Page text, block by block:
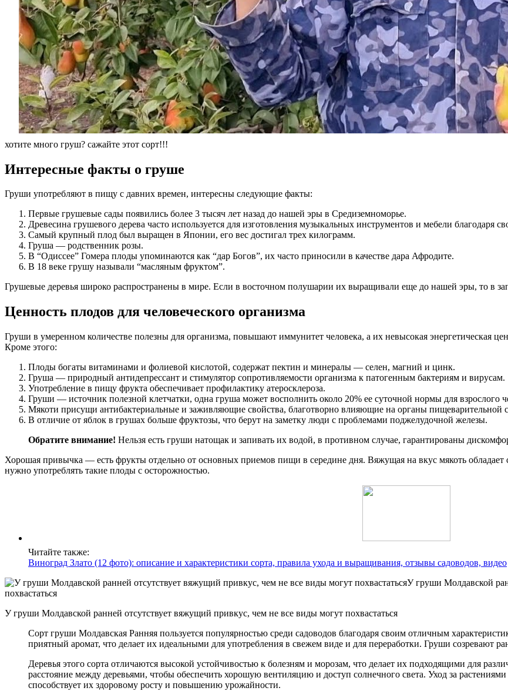
хотите много груш? сажайте этот сорт!!!
Интересные факты о груше
Груши употребляют в пищу с давних времен, интересны следующие факты:
Первые грушевые сады появились более 3 тысяч лет назад до нашей эры в Средиземноморье.
Древесина грушевого дерева часто используется для изготовления музыкальных инструментов и мебели благодаря
Самый крупный плод был выращен в Японии, его вес достигал трех килограмм.
Груша — родственник розы.
В “Одиссее” Гомера плоды упоминаются как “дар Богов”, их часто приносили в качестве дара Афродите.
В 18 веке грушу называли “масляным фруктом”.
Грушевые деревья широко распространены в мире. Если в восточном полушарии их выращивали еще до нашей эры, то в
Ценность плодов для человеческого организма
Груши в умеренном количестве полезны для организма, повышают иммунитет человека, а их невысокая энергетическая
Кроме этого:
Плоды богаты витаминами и фолиевой кислотой, содержат пектин и минералы — селен, магний и цинк.
Груша — природный антидепрессант и стимулятор сопротивляемости организма к патогенным бактериям и вирусам.
Употребление в пищу фрукта обеспечивает профилактику атеросклероза.
Груши — источник полезной клетчатки, одна груша может восполнить около 20% ее суточной нормы для взрослого
Мякоти присущи антибактериальные и заживляющие свойства, благотворно влияющие на органы пищеварительной
В отличие от яблок в грушах больше фруктозы, что берут на заметку люди с проблемами поджелудочной железы.
Обратите внимание! Нельзя есть груши натощак и запивать их водой, в противном случае, гарантированы
Хорошая привычка — есть фрукты отдельно от основных приемов пищи в середине дня. Вяжущая на вкус мякоть
нужно употреблять такие плоды с осторожностью.
Читайте также:
Виноград Злато (12 фото): описание и характеристики сорта, правила ухода и выращивания, отзывы садоводов, видео
У груши Молдавской ранней отсутствует вяжущий привкус, чем не все виды могут похвастаться
Сорт груши Молдавская Ранняя пользуется популярностью среди садоводов благодаря своим отличным
приятный аромат, что делает их идеальными для употребления в свежем виде и для переработки. Груши созревают
Деревья этого сорта отличаются высокой устойчивостью к болезням и морозам, что делает их подходящими для
расстояние между деревьями, чтобы обеспечить хорошую вентиляцию и доступ солнечного света. Уход за
способствует их здоровому росту и повышению урожайности.